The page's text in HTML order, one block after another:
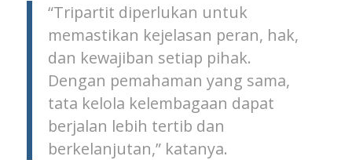
“Tripartit diperlukan untuk
memastikan kejelasan peran, hak,
dan kewajiban setiap pihak.
Dengan pemahaman yang sama,
tata kelola kelembagaan dapat
berjalan lebih tertib dan
berkelanjutan,” katanya.